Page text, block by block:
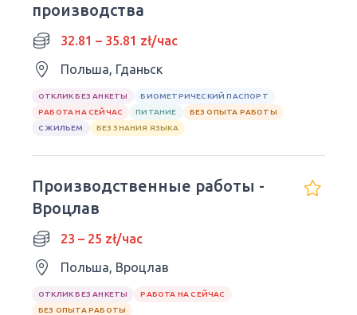
производства
32.81 – 35.81 zł/час
Польша, Гданьск
ОТКЛИК БЕЗ АНКЕТЫ
БИОМЕТРИЧЕСКИЙ ПАСПОРТ
РАБОТА НА СЕЙЧАС
ПИТАНИЕ
БЕЗ ОПЫТА РАБОТЫ
С ЖИЛЬЕМ
БЕЗ ЗНАНИЯ ЯЗЫКА
Производственные работы -
Вроцлав
23 – 25 zł/час
Польша, Вроцлав
ОТКЛИК БЕЗ АНКЕТЫ
РАБОТА НА СЕЙЧАС
БЕЗ ОПЫТА РАБОТЫ